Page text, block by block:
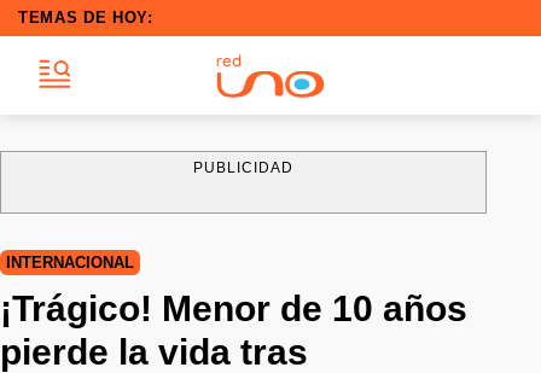
TEMAS DE HOY:
PUBLICIDAD
INTERNACIONAL
¡Trágico! Menor de 10 años
pierde la vida tras